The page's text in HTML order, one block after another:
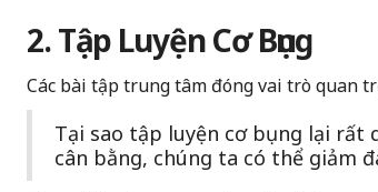
2. Tập Luyện Cơ Bụng
Các bài tập trung tâm đóng vai trò quan
Tại sao tập luyện cơ bụng lại rất
cân bằng, chúng ta có thể giảm